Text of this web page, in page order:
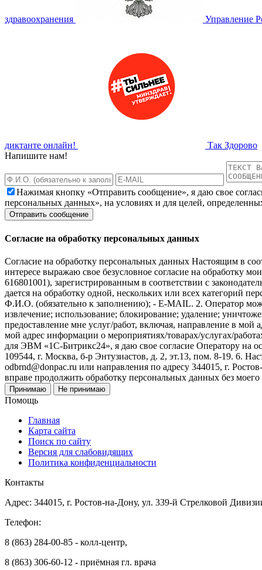
здравоохранения Управление
диктанте онлайн!
Так Здорово
Напишите нам!
Нажимая кнопку «Отправить сообщение», я даю свое
персональных данных», на условиях и для целей,
Согласие на обработку персональных данных
Согласие на обработку персональных данных Настоящим в
интересе выражаю свое безусловное согласие на
616801001), зарегистрированным в соответствии с
дается на обработку одной, нескольких или всех категорий
Ф.И.О. (обязательно к заполнению); - E-MAIL. 2. Оператор
извлечение; использование; блокирование; удаление;
предоставление мне услуг/работ, включая, направление в
мой адрес информации о мероприятиях/товарах/услугах/
для ЭВМ «1С-Битрикс24», я даю свое согласие Оператору на
109544, г. Москва, б-р Энтузиастов, д. 2, эт.13, пом. 8-19. 6.
odbrnd@donpac.ru или направления по адресу 344015, г.
вправе продолжить обработку персональных данных без
Принимаю Не принимаю
Помощь
Главная
Карта сайта
Поиск по сайту
Версия для слабовидящих
Политика конфиденциальности
Контакты
Адрес: 344015, г. Ростов-на-Дону, ул. 339-й Стрелковой
Телефон:
8 (863) 284-00-85 - колл-центр,
8 (863) 306-60-12 - приёмная гл. врача